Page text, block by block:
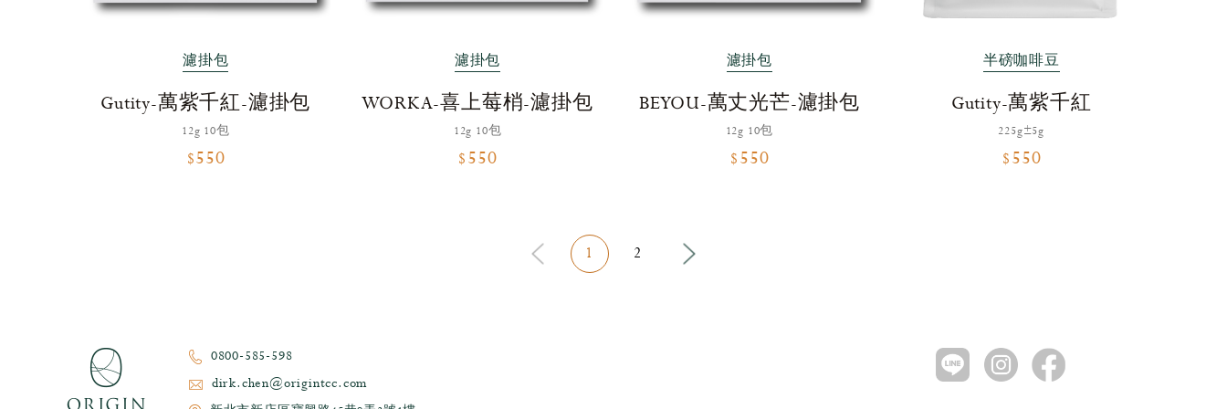
濾掛包
Gutity-萬紫千紅-濾掛包
12g 10包
$550
濾掛包
WORKA-喜上莓梢-濾掛包
12g 10包
$550
濾掛包
BEYOU-萬丈光芒-濾掛包
12g 10包
$550
半磅咖啡豆
Gutity-萬紫千紅
225g±5g
$550
1 2
0800-585-598
dirk.chen@origintcc.com